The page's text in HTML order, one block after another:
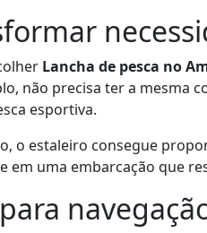
Lancha de pesca no
não precisa ter a mesma
esportiva.
o estaleiro consegue
em uma embarcação que